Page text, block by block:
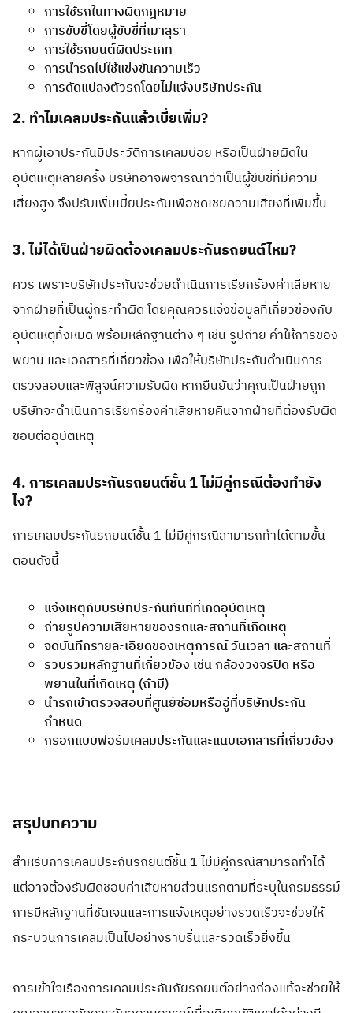
การใช้รถในทางผิดกฎหมาย
การขับขี่โดยผู้ขับขี่ที่เมาสุรา
การใช้รถยนต์ผิดประเภท
การนำรถไปใช้แข่งขันความเร็ว
การดัดแปลงตัวรถโดยไม่แจ้งบริษัทประกัน
2. ทำไมเคลมประกันแล้วเบี้ยเพิ่ม?
หากผู้เอาประกันมีประวัติการเคลมบ่อย หรือเป็นฝ่ายผิดใน
อุบัติเหตุหลายครั้ง บริษัทอาจพิจารณาว่าเป็นผู้ขับขี่ที่มีความ
เสี่ยงสูง จึงปรับเพิ่มเบี้ยประกันเพื่อชดเชยความเสี่ยงที่เพิ่มขึ้น
3. ไม่ได้เป็นฝ่ายผิดต้องเคลมประกันรถยนต์ไหม?
ควร เพราะบริษัทประกันจะช่วยดำเนินการเรียกร้องค่าเสียหาย
จากฝ่ายที่เป็นผู้กระทำผิด โดยคุณควรแจ้งข้อมูลที่เกี่ยวข้องกับ
อุบัติเหตุทั้งหมด พร้อมหลักฐานต่าง ๆ เช่น รูปถ่าย คำให้การของ
พยาน และเอกสารที่เกี่ยวข้อง เพื่อให้บริษัทประกันดำเนินการ
ตรวจสอบและพิสูจน์ความรับผิด หากยืนยันว่าคุณเป็นฝ่ายถูก
บริษัทจะดำเนินการเรียกร้องค่าเสียหายคืนจากฝ่ายที่ต้องรับผิด
ชอบต่ออุบัติเหตุ
4. การเคลมประกันรถยนต์ชั้น 1 ไม่มีคู่กรณีต้องทำยัง
ไง?
การเคลมประกันรถยนต์ชั้น 1 ไม่มีคู่กรณีสามารถทำได้ตามขั้น
ตอนดังนี้
แจ้งเหตุกับบริษัทประกันทันทีที่เกิดอุบัติเหตุ
ถ่ายรูปความเสียหายของรถและสถานที่เกิดเหตุ
จดบันทึกรายละเอียดของเหตุการณ์ วันเวลา และสถานที่
รวบรวมหลักฐานที่เกี่ยวข้อง เช่น กล้องวงจรปิด หรือ
พยานในที่เกิดเหตุ (ถ้ามี)
นำรถเข้าตรวจสอบที่ศูนย์ซ่อมหรืออู่ที่บริษัทประกัน
กำหนด
กรอกแบบฟอร์มเคลมประกันและแนบเอกสารที่เกี่ยวข้อง
สรุปบทความ
สำหรับการเคลมประกันรถยนต์ชั้น 1 ไม่มีคู่กรณีสามารถทำได้
แต่อาจต้องรับผิดชอบค่าเสียหายส่วนแรกตามที่ระบุในกรมธรรม์
การมีหลักฐานที่ชัดเจนและการแจ้งเหตุอย่างรวดเร็วจะช่วยให้
กระบวนการเคลมเป็นไปอย่างราบรื่นและรวดเร็วยิ่งขึ้น
การเข้าใจเรื่องการเคลมประกันภัยรถยนต์อย่างถ่องแท้จะช่วยให้